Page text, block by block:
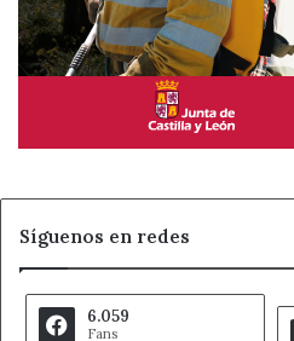
Plan Estatal
vivienda
Vivienda
Síguenos en redes
6.059
Fans